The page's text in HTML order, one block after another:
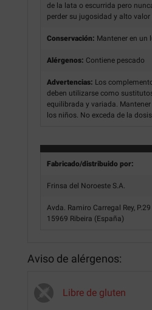
de la lata o escurrida pero
perder su jugosidad y alto valor
Conservación: Mantener en un
Alérgenos: Contiene pescado
Advertencias: Los
deben utilizarse como
equilibrada y variada.
los niños. No exceda de la
Fabricado/distribuido por:
Frinsa del Noroeste S.A.
Avda. Ramiro Carregal Rey,
15969 Ribeira (España)
Aviso de alérgenos:
Libre de gluten